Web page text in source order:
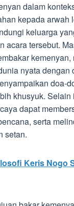
dalam
kepada arwah
keluarga
acara tersebut.
kemenyan,
nyata dengan
doa-
khusyuk. Selain
dapat
serta
setan.
Keris Nogo